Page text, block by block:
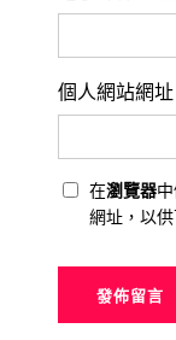
個人網站網址
在瀏覽器
網址，以